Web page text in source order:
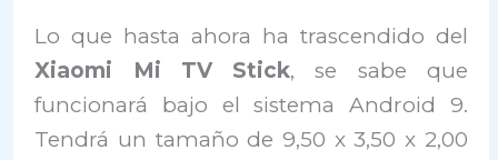
Lo que hasta ahora ha trascendido del
Xiaomi Mi TV Stick, se sabe que
funcionará bajo el sistema Android 9.
Tendrá un tamaño de 9,50 x 3,50 x 2,00